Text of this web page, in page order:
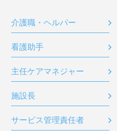
介護職・ヘルパー
看護助手
主任ケアマネジャー
施設長
サービス管理責任者